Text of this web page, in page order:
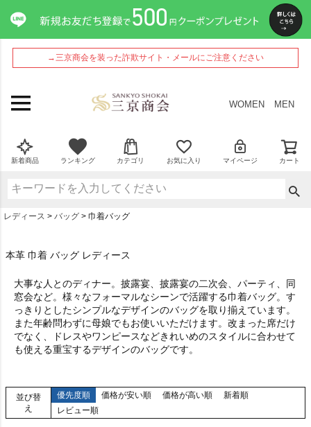
→三京商会を装った詐欺サイト・メールにご注意ください
WOMEN MEN
新着商品 ランキング カテゴリ お気に入り マイページ カート
レディース バッグ 巾着バッグ
本革 巾着 バッグ レディース
大事な人とのディナー。披露宴、披露宴の二次会、パーティ、同
窓会など。様々なフォーマルなシーンで活躍する巾着バッグ。す
っきりとしたシンプルなデザインのバッグを取り揃えています。
また年齢問わずに母娘でもお使いいただけます。改まった席だけ
でなく、ドレスやワンピースなどきれいめのスタイルに合わせて
も使える重宝するデザインのバッグです。
並び替
え
優先度順 価格が安い順 価格が高い順
新着順
レビュー順